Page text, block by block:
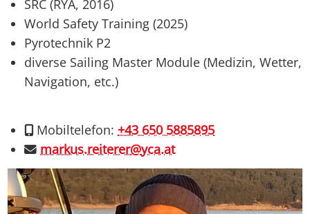
SRC (RYA, 2016)
World Safety Training (2025)
Pyrotechnik P2
diverse Sailing Master Module (Medizin, Wetter,
Navigation, etc.)
Mobiltelefon:+43 650 5885895
markus.reiterer@yca.at